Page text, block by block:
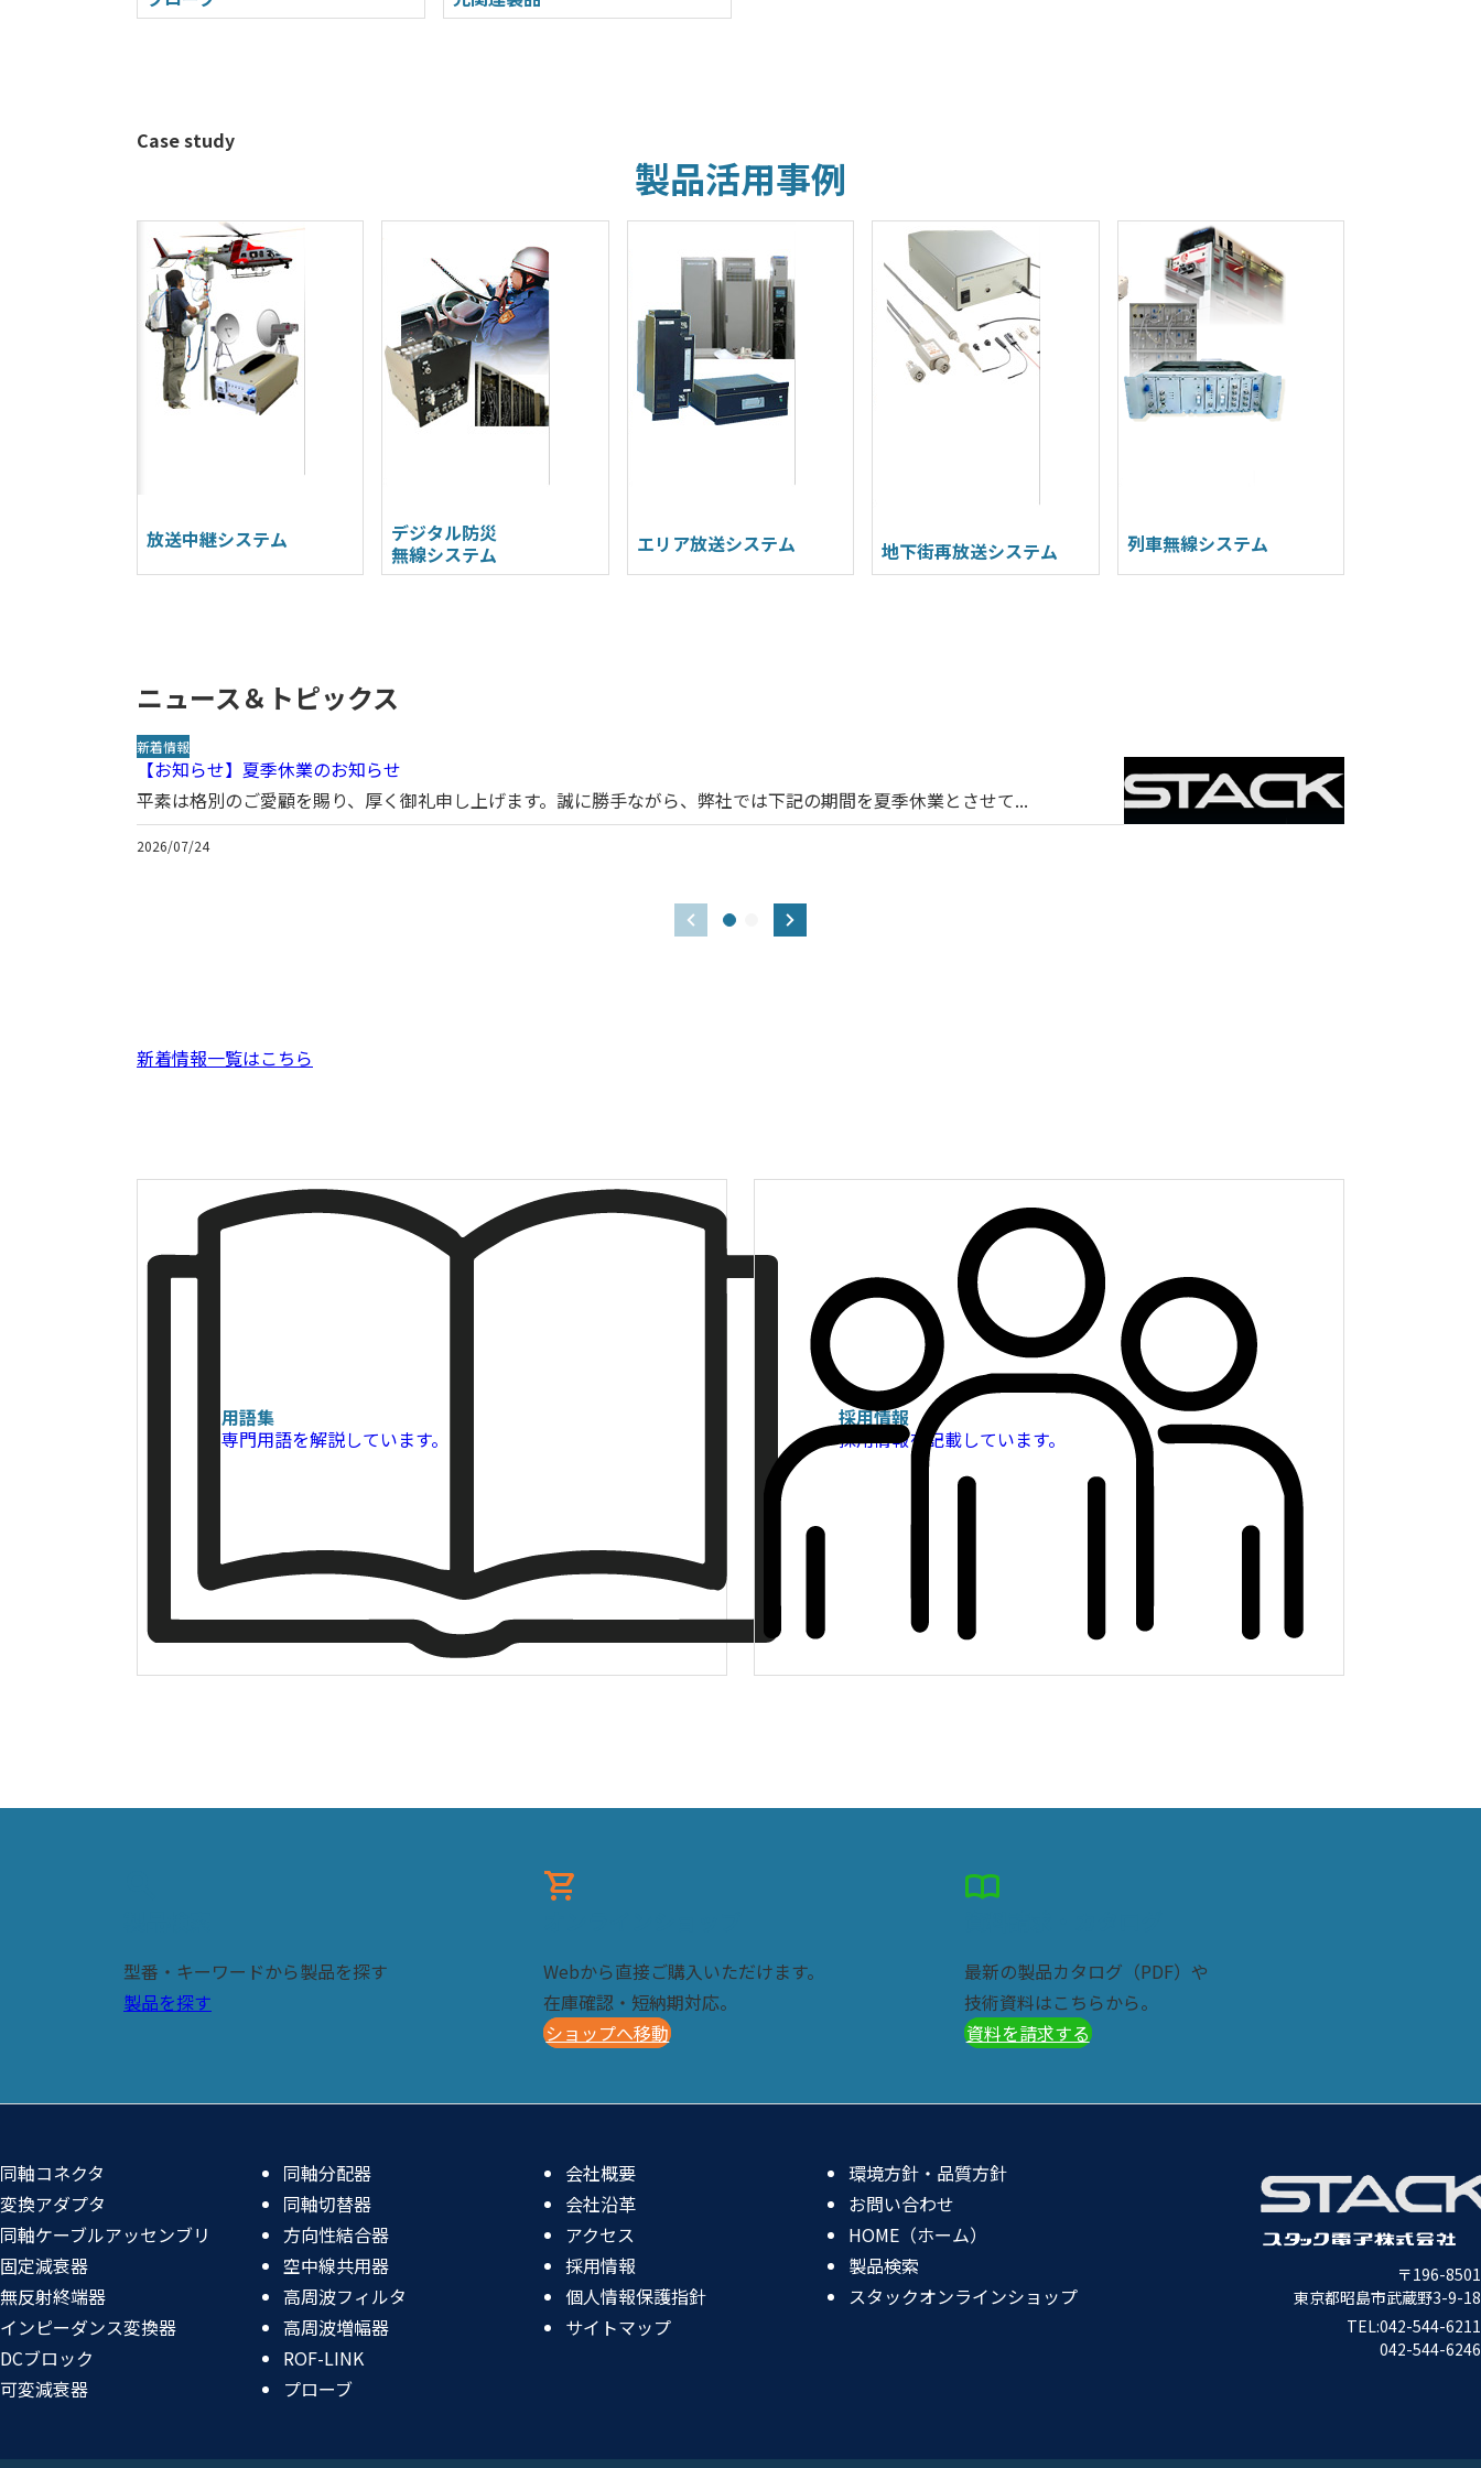
Case study
製品活用事例
放送中継システム
デジタル防災
無線システム
エリア放送システム 地下街再放送システム 列車無線システム
ニュース＆トピックス
新着情報
【お知らせ】夏季休業のお知らせ
平素は格別のご愛顧を賜り、厚く御礼申し上げます。誠に勝手ながら、弊社では下記の期間を夏季休業とさせて...
2026/07/24
新着情報一覧はこちら
用語集
専門用語を解説しています。
採用情報
採用情報を記載しています。
型番・キーワードから製品を探す
製品を探す
shopping_cart
Webから直接ご購入いただけます。
在庫確認・短納期対応。
ショップへ移動
import_contacts
最新の製品カタログ（PDF）や
技術資料はこちらから。
資料を請求する
〒196-8501
東京都昭島市武蔵野3-9-18
TEL:042-544-6211
042-544-6246
同軸コネクタ
変換アダプタ
同軸ケーブルアッセンブリ
固定減衰器
無反射終端器
インピーダンス変換器
DCブロック
可変減衰器
同軸分配器
同軸切替器
方向性結合器
空中線共用器
高周波フィルタ
高周波増幅器
ROF-LINK
プローブ
会社概要
会社沿革
アクセス
採用情報
個人情報保護指針
サイトマップ
環境方針・品質方針
お問い合わせ
HOME（ホーム）
製品検索
スタックオンラインショップ